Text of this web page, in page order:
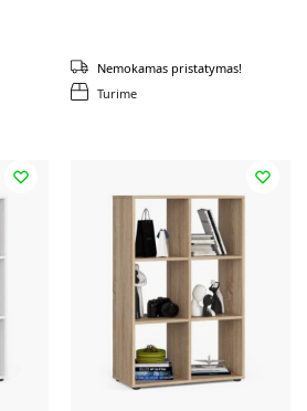
Turime
Nemokamas pristatymas!